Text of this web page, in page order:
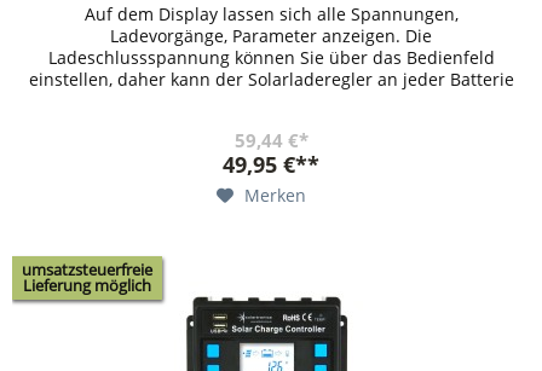
Auf dem Display lassen sich alle Spannungen,
Ladevorgänge, Parameter anzeigen. Die
Ladeschlussspannung können Sie über das Bedienfeld
einstellen, daher kann der Solarladeregler an jeder Batterie
59,44 €*
49,95 €**
Merken
umsatzsteuerfreie
Lieferung möglich